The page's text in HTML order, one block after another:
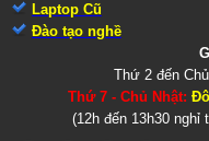
Laptop Cũ
Đào tạo nghề
Thứ 2 đến
Thứ 7 - Chủ Nhật:
(12h đến 13h30